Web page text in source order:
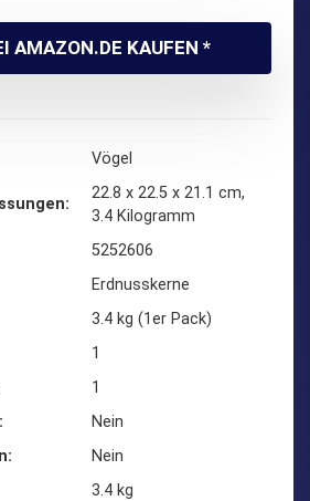
AMAZON.DE KAUFEN *
‎Vögel
‎22.8 x 22.5 x 21.1 cm,
3.4 Kilogramm
‎5252606
‎Erdnusskerne
‎3.4 kg (1er Pack)
‎1
‎1
‎Nein
‎Nein
‎3.4 kg